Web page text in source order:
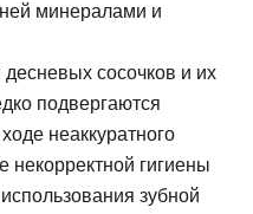
минералами и
сосочков и их
подвергаются
неаккуратного
гигиены
зубной